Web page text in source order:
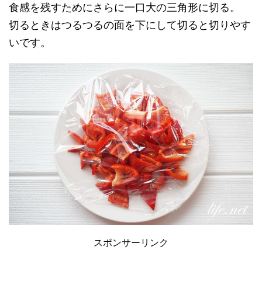
食感を残すためにさらに一口大の三角形に切る。
切るときはつるつるの面を下にして切ると切りやす
いです。
スポンサーリンク